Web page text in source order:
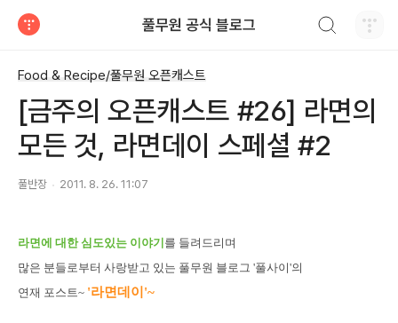
풀무원 공식 블로그
Food & Recipe/풀무원 오픈캐스트
[금주의 오픈캐스트 #26] 라면의
모든 것, 라면데이 스페셜 #2
풀반장 2011. 8. 26. 11:07
라면에 대한 심도있는 이야기 를 들려드리며
많은 분들로부터 사랑받고 있는 풀무원 블로그 '풀사이'의
연재 포스트~ '라면데이'~